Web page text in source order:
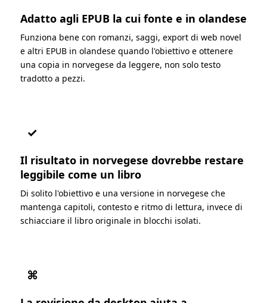
Adatto agli EPUB la cui fonte e in olandese
Funziona bene con romanzi, saggi, export di web novel
e altri EPUB in olandese quando l'obiettivo e ottenere
una copia in norvegese da leggere, non solo testo
tradotto a pezzi.
✓
Il risultato in norvegese dovrebbe restare
leggibile come un libro
Di solito l'obiettivo e una versione in norvegese che
mantenga capitoli, contesto e ritmo di lettura, invece di
schiacciare il libro originale in blocchi isolati.
⌘